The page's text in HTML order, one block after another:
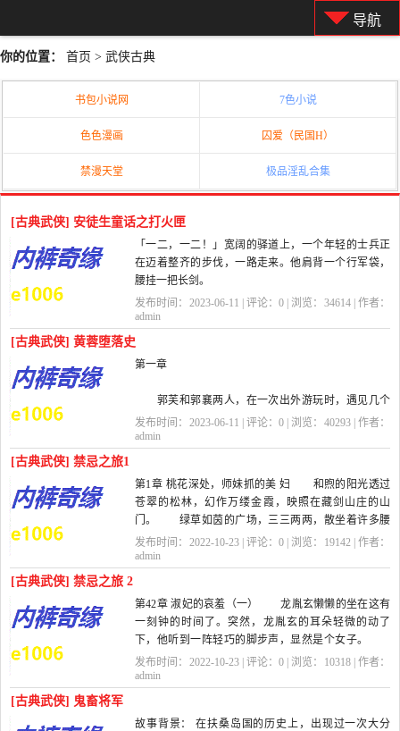
导航
你的位置： 首页 > 武侠古典
书包小说网 7色小说
色色漫画 囚爱（民国H）
禁漫天堂 极品淫乱合集
[古典武侠] 安徒生童话之打火匣
「一二，一二！」宽阔的驿道上，一个年轻的士兵正
在迈着整齐的步伐，一路走来。他肩背一个行军袋，
腰挂一把长剑。
这位士兵参加过好几次战争，现在退役回家去。
发布时间：2023-06-11 | 评论：0 | 浏览： 34614| 作者：
admin
[古典武侠] 黄蓉堕落史
第一章
郭芙和郭襄两人，在一次出外游玩时，遇见几个
蒙古人正在欺凌百姓，便出手斩了带头的蒙古人，没
想到那人竟是蒙古一个依附部落的王子，引来一队蒙
发布时间：2023-06-11 | 评论：0 | 浏览： 40293| 作者：
admin
[古典武侠] 禁忌之旅1
第1章 桃花深处，师妹抓的美 妇 和煦的阳光透过
苍翠的松林，幻作万缕金霞，映照在藏剑山庄的山
门。 绿草如茵的广场，三三两两，散坐着许多腰
系长剑的年青武士，欢笑之声不时从人...
发布时间：2022-10-23 | 评论：0 | 浏览： 19142| 作者：
admin
[古典武侠] 禁忌之旅 2
第42章 淑妃的哀羞（一） 龙胤玄懒懒的坐在这有
一刻钟的时间了。突然，龙胤玄的耳朵轻微的动了
下，他听到一阵轻巧的脚步声，显然是个女子。
他知道，那个令他很好奇的淑妃来了。...
发布时间：2022-10-23 | 评论：0 | 浏览： 10318| 作者：
admin
[古典武侠] 鬼畜将军
故事背景： 在扶桑岛国的历史上，出现过一次大分